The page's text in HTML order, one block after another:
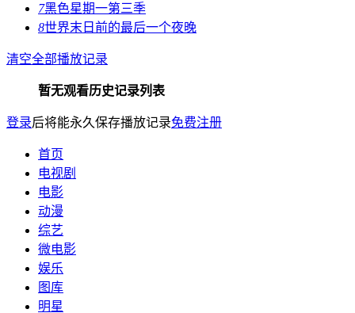
7黑色星期一第三季
8世界末日前的最后一个夜晚
清空全部播放记录
暂无观看历史记录列表
登录后将能永久保存播放记录免费注册
首页
电视剧
电影
动漫
综艺
微电影
娱乐
图库
明星